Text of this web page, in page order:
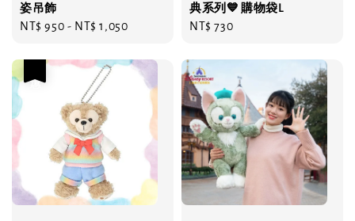
姿吊飾
Regular
NT$ 950 - NT$ 1,050
典系列💙 購物袋L
Regular
NT$ 730